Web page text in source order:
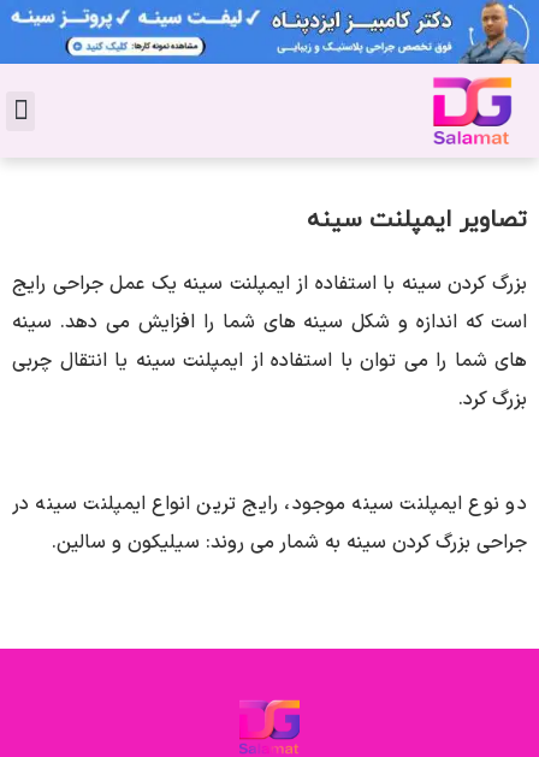
تصاویر ایمپلنت سینه
بزرگ کردن سینه با استفاده از ایمپلنت سینه یک عمل جراحی رایج
است که اندازه و شکل سینه های شما را افزایش می دهد. سینه
های شما را می توان با استفاده از ایمپلنت سینه یا انتقال چربی
بزرگ کرد.
دو نوع ایمپلنت سینه موجود، رایج ترین انواع ایمپلنت سینه در
جراحی بزرگ کردن سینه به شمار می روند: سیلیکون و سالین.